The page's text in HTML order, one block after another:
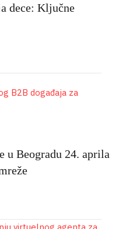
dece: Ključne
u Beogradu 24. aprila